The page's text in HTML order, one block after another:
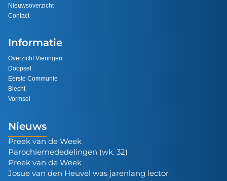
Nieuwsoverzicht
Contact
Informatie
Overzicht Vieringen
Doopsel
Eerste Communie
Biecht
Vormsel
Nieuws
Preek van de Week
Parochiemededelingen (wk. 32)
Preek van de Week
Josue van den Heuvel was jarenlang lector